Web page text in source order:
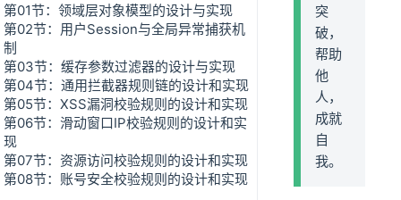
第01节：领域层对象模型的设计与实现
第02节：用户Session与全局异常捕获机
制
第03节：缓存参数过滤器的设计与实现
第04节：通用拦截器规则链的设计和实现
第05节：XSS漏洞校验规则的设计和实现
第06节：滑动窗口IP校验规则的设计和实
现
第07节：资源访问校验规则的设计和实现
第08节：账号安全校验规则的设计和实现
突
破，
帮助
他
人，
成就
自
我。